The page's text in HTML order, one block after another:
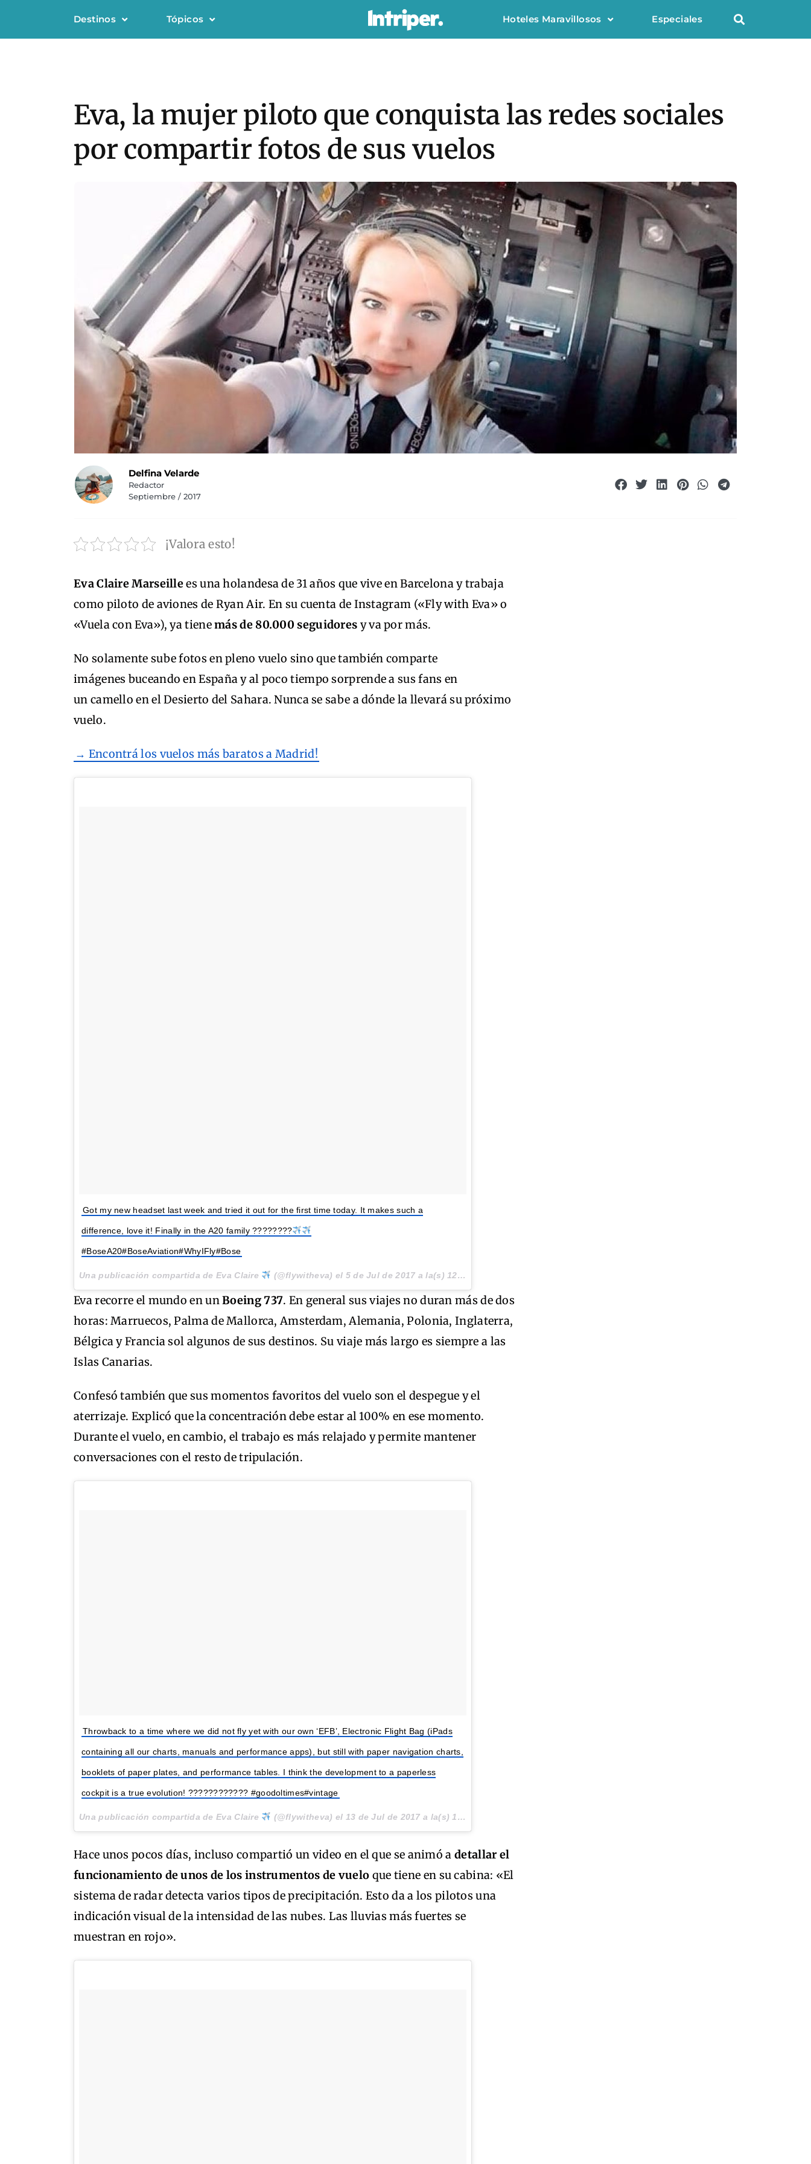
Destinos Tópicos Hoteles Maravillosos Especiales
Eva, la mujer piloto que conquista las redes sociales
por compartir fotos de sus vuelos
Delfina Velarde
Redactor
Septiembre / 2017
¡Valora esto!
Eva Claire Marseillees una holandesa de 31 años que vive en Barcelona y trabaja
como piloto de aviones de Ryan Air. En su cuenta de Instagram («Fly with Eva» o
«Vuela con Eva»), ya tienemás de 80.000 seguidores y va por más.
No solamente sube fotos en pleno vuelo sino que también comparte
imágenes buceando en España y al poco tiempo sorprende a sus fans en
un camello en el Desierto del Sahara. Nunca se sabe a dónde la llevará su próximo
vuelo.
→ Encontrá los vuelos más baratos a Madrid!
Got my new headset last week and tried it out for the first time today. It makes such a
difference, love it! Finally in the A20 family ????????‍
#BoseA20#BoseAviation#WhyIFly#Bose
Una publicación compartida de Eva Claire (@flywitheva) el 5 de Jul de 2017 a la(s) 12:03 PDT
Eva recorre el mundo en unBoeing 737. En general sus viajes no duran más de dos
horas: Marruecos, Palma de Mallorca, Amsterdam, Alemania, Polonia, Inglaterra,
Bélgica y Francia sol algunos de sus destinos. Su viaje más largo es siempre a las
Islas Canarias.
Confesó también que sus momentos favoritos del vuelo son el despegue y el
aterrizaje. Explicó que la concentración debe estar al 100% en ese momento.
Durante el vuelo, en cambio, el trabajo es más relajado y permite mantener
conversaciones con el resto de tripulación.
Throwback to a time where we did not fly yet with our own ‘EFB’, Electronic Flight Bag (iPads
containing all our charts, manuals and performance apps), but still with paper navigation charts,
booklets of paper plates, and performance tables. I think the development to a paperless
cockpit is a true evolution! ???????????? #goodoltimes#vintage
Una publicación compartida de Eva Claire (@flywitheva) el 13 de Jul de 2017 a la(s) 10:09 PDT
Hace unos pocos días, incluso compartió un video en el que se animó a detallar el
funcionamiento de unos de los instrumentos de vuelo que tiene en su cabina: «El
sistema de radar detecta varios tipos de precipitación. Esto da a los pilotos una
indicación visual de la intensidad de las nubes. Las lluvias más fuertes se
muestran en rojo».